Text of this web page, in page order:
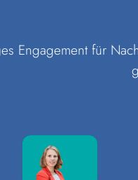
Engagement für